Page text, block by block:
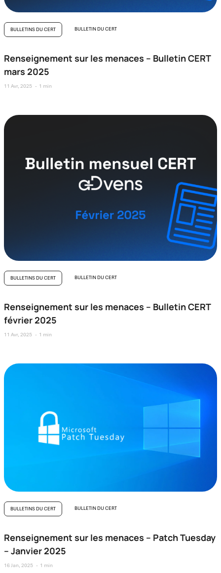
BULLETINS DU CERT BULLETIN DU CERT
Renseignement sur les menaces – Bulletin CERT
mars 2025
11 Avr, 2025 1 min
BULLETINS DU CERT BULLETIN DU CERT
Renseignement sur les menaces – Bulletin CERT
février 2025
11 Avr, 2025 1 min
BULLETINS DU CERT BULLETIN DU CERT
Renseignement sur les menaces – Patch Tuesday
– Janvier 2025
16 Jan, 2025 1 min